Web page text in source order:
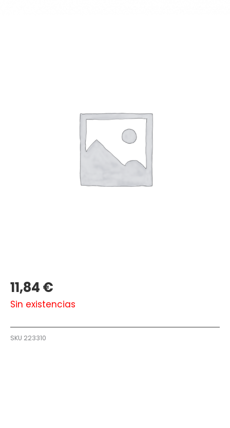
11,84€
Sin existencias
SKU 223310